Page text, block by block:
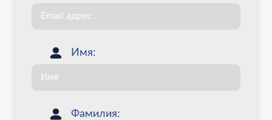
Имя:
Фамилия: